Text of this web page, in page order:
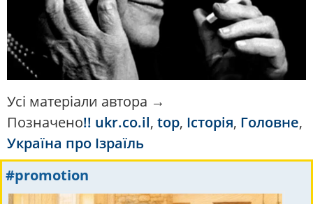
Усі матеріали автора →
Позначено!! ukr.co.il, top, Історія, Головне,
Україна про Ізраїль
#promotion